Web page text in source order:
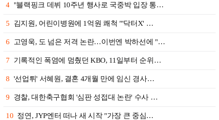
4 "블랙핑크 데뷔 10주년 행사로 국중박 입장 통…
5 김지원, 어린이병원에 1억원 쾌척 "'닥터X' …
6 고영욱, 도 넘은 저격 논란…이번엔 박하선에 "…
7 기록적인 폭염에 멈췄던 KBO, 11일부터 순위…
8 '선업튀' 서혜원, 결혼 4개월 만에 임신 경사…
9 경찰, 대한축구협회 '심판 성접대 논란' 수사 …
10 정연, JYP엔터 떠나 새 시작 "가장 큰 중심…